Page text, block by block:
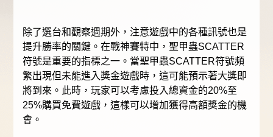
除了選台和觀察週期外，注意遊戲中的各種訊號也是
提升勝率的關鍵。在戰神賽特中，聖甲蟲SCATTER
符號是重要的指標之一。當聖甲蟲SCATTER符號頻
繁出現但未能進入獎金遊戲時，這可能預示著大獎即
將到來。此時，玩家可以考慮投入總資金的20%至
25%購買免費遊戲，這樣可以增加獲得高額獎金的機
會。